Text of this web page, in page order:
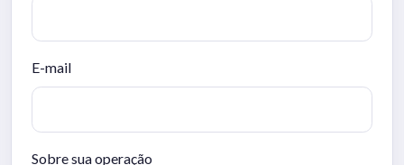
E-mail
Sobre sua operação